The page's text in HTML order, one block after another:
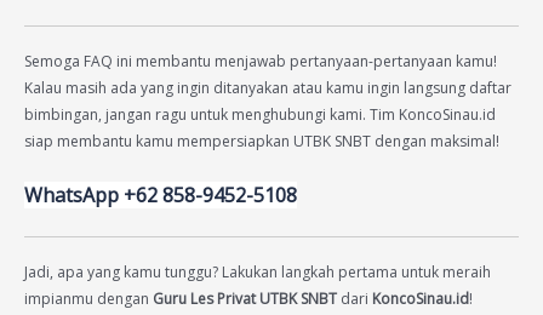
Semoga FAQ ini membantu menjawab pertanyaan-pertanyaan kamu!
Kalau masih ada yang ingin ditanyakan atau kamu ingin langsung daftar
bimbingan, jangan ragu untuk menghubungi kami. Tim KoncoSinau.id
siap membantu kamu mempersiapkan UTBK SNBT dengan maksimal!
WhatsApp +62 858-9452-5108
Jadi, apa yang kamu tunggu? Lakukan langkah pertama untuk meraih
impianmu dengan Guru Les Privat UTBK SNBT dari KoncoSinau.id!